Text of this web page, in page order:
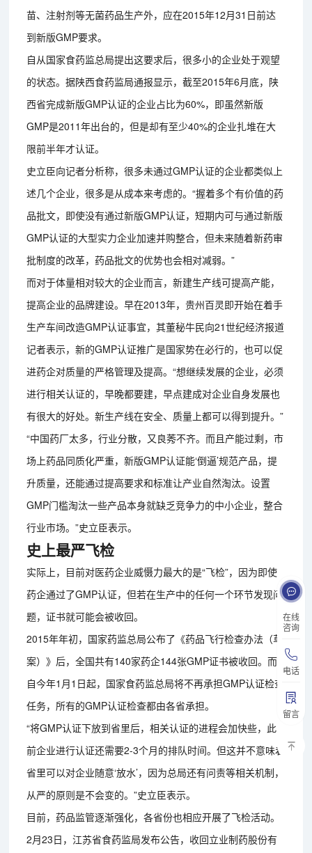
在线
咨询
电话
留言
苗、注射剂等无菌药品生产外，应在2015年12月31日前达
到新版GMP要求。
自从国家食药监总局提出这要求后，很多小的企业处于观望
的状态。据陕西食药监局通报显示，截至2015年6月底，陕
西省完成新版GMP认证的企业占比为60%，即虽然新版
GMP是2011年出台的，但是却有至少40%的企业扎堆在大
限前半年才认证。
史立臣向记者分析称，很多未通过GMP认证的企业都类似上
述几个企业，很多是从成本来考虑的。“握着多个有价值的药
品批文，即使没有通过新版GMP认证，短期内可与通过新版
GMP认证的大型实力企业加速并购整合，但未来随着新药审
批制度的改革，药品批文的优势也会相对减弱。”
而对于体量相对较大的企业而言，新建生产线可提高产能，
提高企业的品牌建设。早在2013年，贵州百灵即开始在着手
生产车间改造GMP认证事宜，其董秘牛民向21世纪经济报道
记者表示，新的GMP认证推广是国家势在必行的，也可以促
进药企对质量的严格管理及提高。“想继续发展的企业，必须
进行相关认证的，早晚都要建，早点建成对企业自身发展也
有很大的好处。新生产线在安全、质量上都可以得到提升。”
“中国药厂太多，行业分散，又良莠不齐。而且产能过剩，市
场上药品同质化严重，新版GMP认证能‘倒逼’规范产品，提
升质量，还能通过提高要求和标准让产业自然淘汰。设置
GMP门槛淘汰一些产品本身就缺乏竞争力的中小企业，整合
行业市场。”史立臣表示。
史上最严飞检
实际上，目前对医药企业威慑力最大的是“飞检”，因为即使
药企通过了GMP认证，但若在生产中的任何一个环节发现问
题，证书就可能会被收回。
2015年年初，国家药监总局公布了《药品飞行检查办法（草
案）》后，全国共有140家药企144张GMP证书被收回。而
自今年1月1日起，国家食药监总局将不再承担GMP认证检查
任务，所有的GMP认证检查都由各省承担。
“将GMP认证下放到省里后，相关认证的进程会加快些，此
前企业进行认证还需要2-3个月的排队时间。但这并不意味着
省里可以对企业随意‘放水’，因为总局还有问责等相关机制，
从严的原则是不会变的。”史立臣表示。
目前，药品监管逐渐强化，各省份也相应开展了飞检活动。
2月23日，江苏省食药监局发布公告，收回立业制药股份有